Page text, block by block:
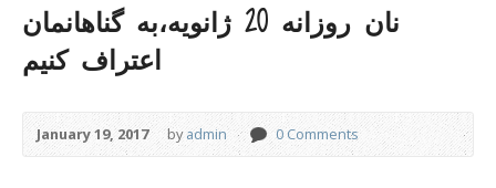
نان روزانه 20 ژانویه،به گناهانمان
اعتراف کنیم
January 19, 2017 byadmin 0 Comments